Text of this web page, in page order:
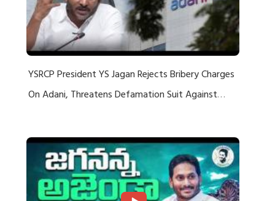
YSRCP President YS Jagan Rejects Bribery Charges
On Adani, Threatens Defamation Suit Against